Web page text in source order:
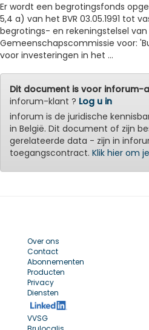
Er wordt een begrotingsfonds
5,4 a) van het BVR 03.05.1991 tot
begrotings- en rekeningstelsel
Gemeenschapscommissie voor:
voor investeringen in het ...
Dit document is voor inforum-
inforum-klant ? Log u in
inforum is de juridische
in België. Dit document of zijn
gerelateerde data - zijn in
toegangscontract. Klik hier om
Over ons
Contact
Abonnementen
Producten
Privacy
Diensten
VVSG